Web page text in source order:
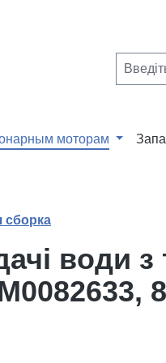
моторам
сборка
води